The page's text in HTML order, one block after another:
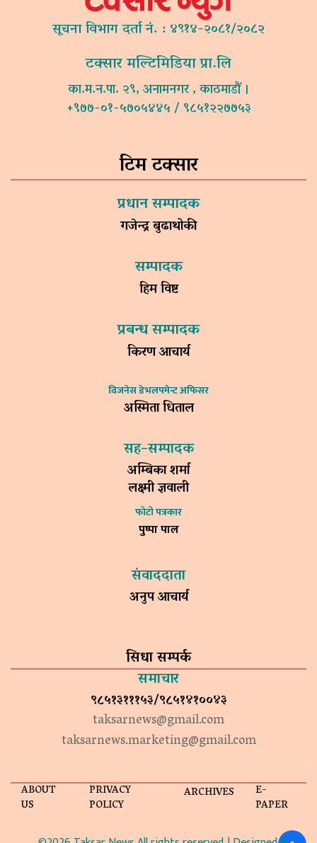
सूचना विभाग दर्ता नं. : ४९१४-२०८१/२०८२
टक्सार मल्टिमिडिया प्रा.लि
का.म.न.पा. २९, अनामनगर , काठमाडौं ।
+९७७-०१-५७०५४४५ / ९८५१२२७७५३
टिम टक्सार
प्रधान सम्पादक
गजेन्द्र बुढाथोकी
सम्पादक
हिम विष्ट
प्रबन्ध सम्पादक
किरण आचार्य
विजनेस डेभलपमेन्ट अफिसर
अस्मिता धिताल
सह–सम्पादक
अम्बिका शर्मा
लक्ष्मी ज्ञवाली
फोटो पत्रकार
पुष्पा पाल
संवाददाता
अनुप आचार्य
सिधा सम्पर्क
समाचार
९८५१३१११५३/९८५१४१००४३
taksarnews@gmail.com
taksarnews.marketing@gmail.com
ABOUT
US
PRIVACY
POLICY
ARCHIVES E-
PAPER